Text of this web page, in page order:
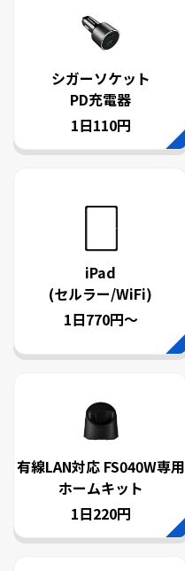
シガーソケット
PD充電器
1日110円
iPad
(セルラー/WiFi)
1日770円～
有線LAN対応 FS040W専用
ホームキット
1日220円